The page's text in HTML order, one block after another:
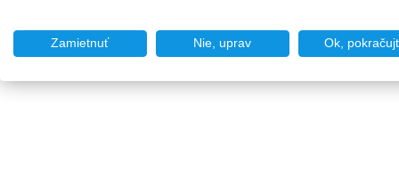
Zamietnuť Nie, uprav Ok,